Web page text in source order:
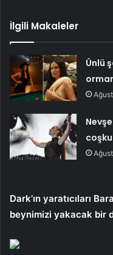
İlgili Makaleler
Ünlü
Dark’ın yaratıcıları
beynimizi yakacak bir